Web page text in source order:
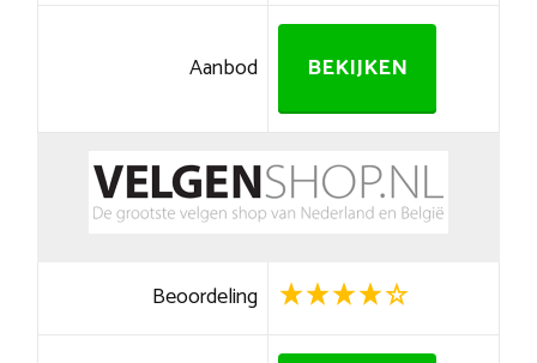
Aanbod BEKIJKEN
Beoordeling